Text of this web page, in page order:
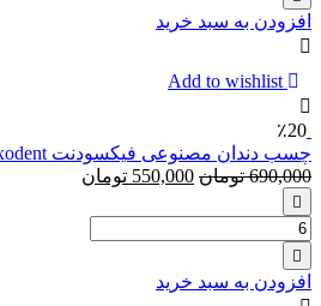
تکی
دورکو
6
لبه
تیغ
ژیلت
Dorco
افزودن به سبد خرید
Add to wishlist
٪20
چسب دندان مصنوعی فیکسودنت Fixodent فرش مدل Fresh
690,000 تومان 550,000 تومان
تعداد:
چسب
دندان
مصنوعی
افزودن به سبد خرید